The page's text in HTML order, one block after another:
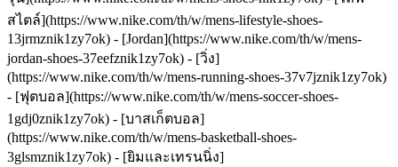
สไตล์](https://www.nike.com/th/w/mens-lifestyle-shoes-
13jrmznik1zy7ok) - [Jordan](https://www.nike.com/th/w/mens-
jordan-shoes-37eefznik1zy7ok) - [วิ่ง]
(https://www.nike.com/th/w/mens-running-shoes-37v7jznik1zy7ok)
- [ฟุตบอล](https://www.nike.com/th/w/mens-soccer-shoes-
1gdj0znik1zy7ok) - [บาสเก็ตบอล]
(https://www.nike.com/th/w/mens-basketball-shoes-
3glsmznik1zy7ok) - [ยิมและเทรนนิ่ง]